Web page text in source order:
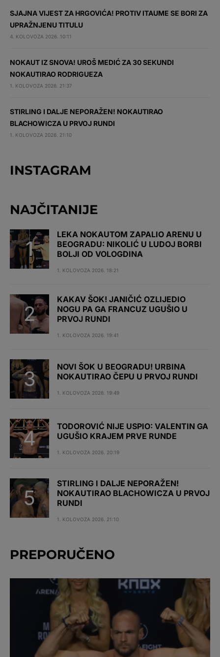
SJAJNA VIJEST ZA HRGOVIĆA! PROTIV ITAUME SE BORI ZA
UPRAŽNJENU TITULU
4. KOLOVOZA 2026. 10:11
NOKAUT IZ SNOVA! UROŠ MEDIĆ ZA 30 SEKUNDI
NOKAUTIRAO RODRIGUEZA
1. KOLOVOZA 2026. 21:37
STIRLING I DALJE NEPORAŽEN! NOKAUTIRAO
BLACHOWICZA U PRVOJ RUNDI
1. KOLOVOZA 2026. 21:10
INSTAGRAM
NAJČITANIJE
LEKA NOKAUTOM ZAPALIO ARENU U
BEOGRADU: NIKOLIĆ U LUDOJ BORBI
BOLJI OD VOLOGDINA
1. KOLOVOZA 2026. 18:21
KAKAV ŠOK! JANIČIĆ OZLIJEDIO
NOGU PA GA FRANCUZ UGUŠIO U
PRVOJ RUNDI
1. KOLOVOZA 2026. 19:41
NOVI ŠOK U BEOGRADU! URBINA
NOKAUTIRAO ČEPU U PRVOJ RUNDI
1. KOLOVOZA 2026. 19:49
TODOROVIĆ NIJE USPIO: VALENTIN GA
UGUŠIO KRAJEM PRVE RUNDE
1. KOLOVOZA 2026. 20:19
STIRLING I DALJE NEPORAŽEN!
NOKAUTIRAO BLACHOWICZA U PRVOJ
RUNDI
1. KOLOVOZA 2026. 21:10
PREPORUČENO